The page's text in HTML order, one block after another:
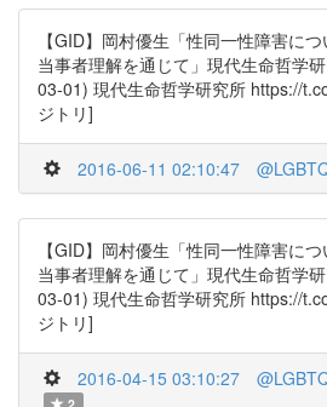
【GID】岡村優生「性同一性障害に
当事者理解を通じて」現代生命哲学
03-01) 現代生命哲学研究所 https://
ジトリ]
2016-06-11 02:10:47
【GID】岡村優生「性同一性障害に
当事者理解を通じて」現代生命哲学
03-01) 現代生命哲学研究所 https://
ジトリ]
2016-04-15 03:10:27